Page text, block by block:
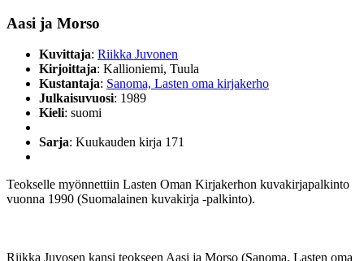
Aasi ja Morso
Kuvittaja: Riikka Juvonen
Kirjoittaja: Kallioniemi, Tuula
Kustantaja: Sanoma, Lasten oma kirjakerho
Julkaisuvuosi: 1989
Kieli: suomi
Sarja: Kuukauden kirja 171
Teokselle myönnettiin Lasten Oman Kirjakerhon kuvakirjapalkinto
vuonna 1990 (Suomalainen kuvakirja -palkinto).
Riikka Juvosen kansi teokseen Aasi ja Morso (Sanoma, Lasten oma